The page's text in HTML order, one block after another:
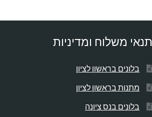
תנאי משלוח ומדיניות
בלונים בראשון לציון
מתנות בראשון לציון
בלונים בנס ציונה